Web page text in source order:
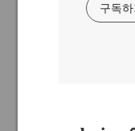
구독하